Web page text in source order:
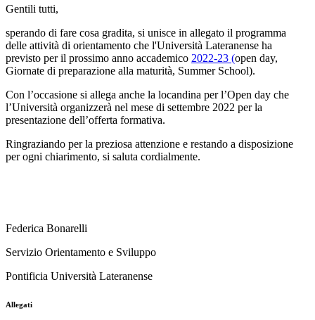
Gentili tutti,
sperando di fare cosa gradita, si unisce in allegato il programma
delle attività di orientamento che l'Università Lateranense ha
previsto per il prossimo anno accademico 2022-23 (open day,
Giornate di preparazione alla maturità, Summer School).
Con l’occasione si allega anche la locandina per l’Open day che
l’Università organizzerà nel mese di settembre 2022 per la
presentazione dell’offerta formativa.
Ringraziando per la preziosa attenzione e restando a disposizione
per ogni chiarimento, si saluta cordialmente.
Federica Bonarelli
Servizio Orientamento e Sviluppo
Pontificia Università Lateranense
Allegati